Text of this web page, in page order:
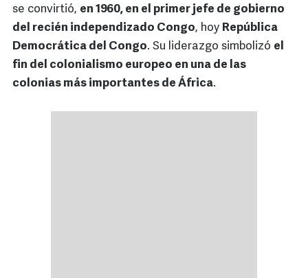
se convirtió, en 1960, en el primer jefe de gobierno
del recién independizado Congo, hoy República
Democrática del Congo. Su liderazgo simbolizó el
fin del colonialismo europeo en una de las
colonias más importantes de África.